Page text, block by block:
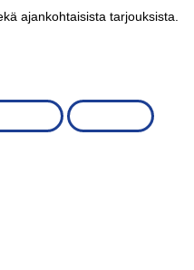
ajankohtaisista tarjouksista.